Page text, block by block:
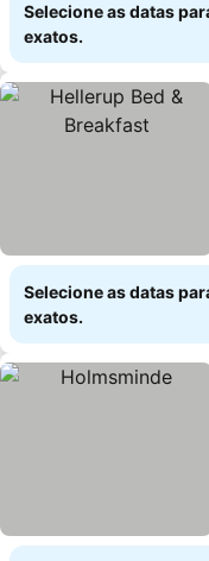
Selecione as datas
exatos.
Selecione as datas
exatos.